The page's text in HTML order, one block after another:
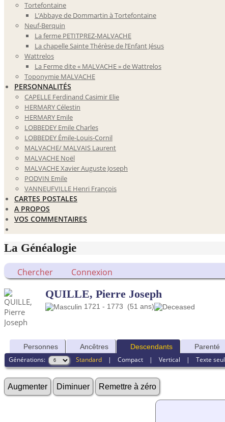
Tortefontaine
L’Abbaye de Dommartin à Tortefontaine
Neuf-Berquin
La ferme PETITPREZ-MALVACHE
La chapelle Sainte Thérèse de l’Enfant Jésus
Wattrelos
La Ferme dite « MALVACHE » de Wattrelos
Toponymie MALVACHE
PERSONNALITÉS
CAPELLE Ferdinand Casimir Elie
HERMARY Célestin
HERMARY Emile
LOBBEDEY Emile Charles
LOBBEDEY Émile-Louis-Cornil
MALVACHE/ MALVAIS Laurent
MALVACHE Noël
MALVACHE Xavier Auguste Joseph
PODVIN Emile
VANNEUFVILLE Henri François
CARTES POSTALES
A PROPOS
VOS COMMENTAIRES
La Généalogie
Chercher Connexion
QUILLE, Pierre Joseph
1721 - 1773 (51 ans)
Personnes Ancêtres Descendants Parenté
Générations: Standard |Compact |Vertical |Texte seul
Augmenter Diminuer Remettre à zéro